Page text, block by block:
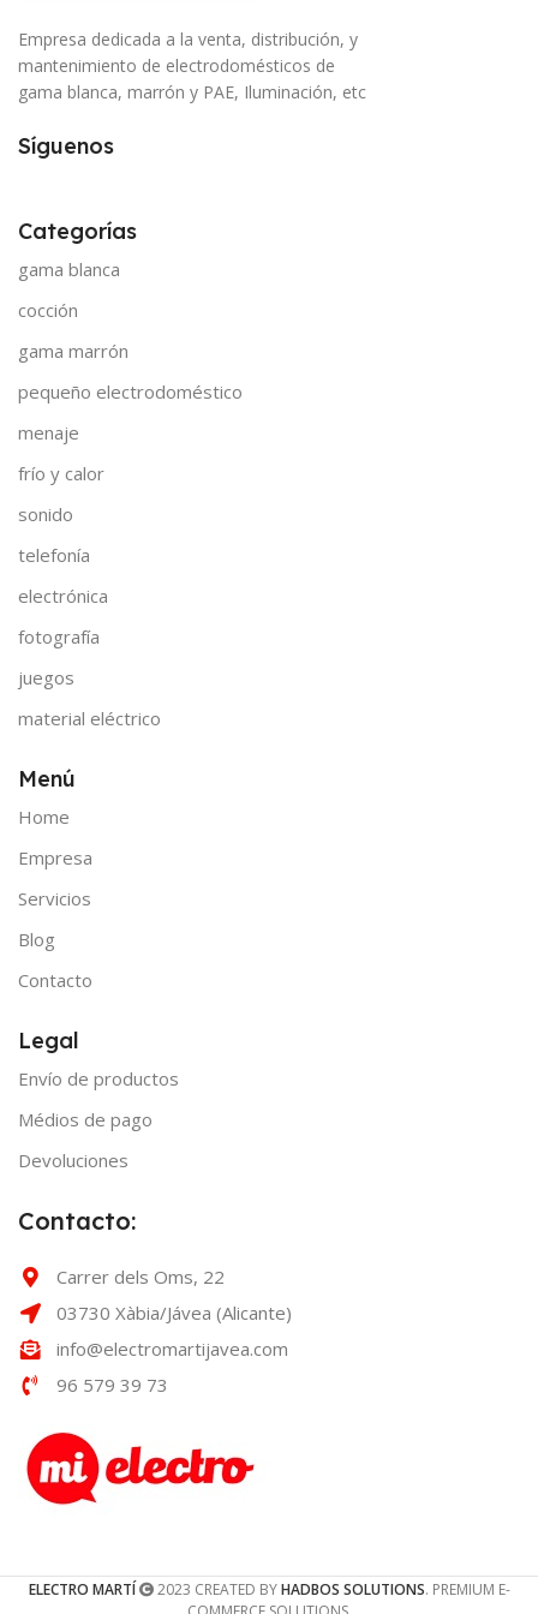
Empresa dedicada a la venta, distribución, y
mantenimiento de electrodomésticos de
gama blanca, marrón y PAE, Iluminación, etc
Síguenos
Categorías
gama blanca
cocción
gama marrón
pequeño electrodoméstico
menaje
frío y calor
sonido
telefonía
electrónica
fotografía
juegos
material eléctrico
Menú
Home
Empresa
Servicios
Blog
Contacto
Legal
Envío de productos
Médios de pago
Devoluciones
Contacto:
Carrer dels Oms, 22
03730 Xàbia/Jávea (Alicante)
info@electromartijavea.com
96 579 39 73
ELECTRO MARTÍ 2023 CREATED BYHADBOS SOLUTIONS. PREMIUM E-